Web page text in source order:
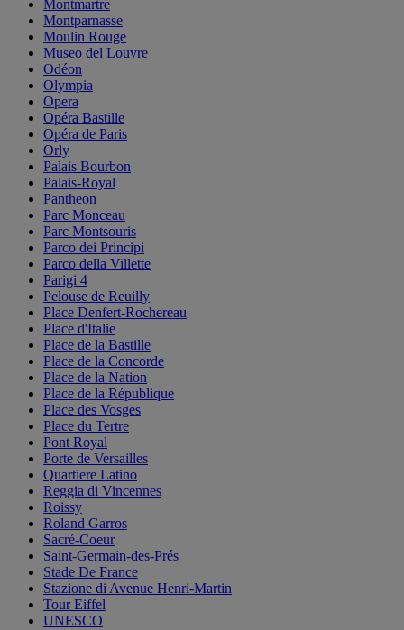
Montmartre
Montparnasse
Moulin Rouge
Museo del Louvre
Odéon
Olympia
Opera
Opéra Bastille
Opéra de Paris
Orly
Palais Bourbon
Palais-Royal
Pantheon
Parc Monceau
Parc Montsouris
Parco dei Principi
Parco della Villette
Parigi 4
Pelouse de Reuilly
Place Denfert-Rochereau
Place d'Italie
Place de la Bastille
Place de la Concorde
Place de la Nation
Place de la République
Place des Vosges
Place du Tertre
Pont Royal
Porte de Versailles
Quartiere Latino
Reggia di Vincennes
Roissy
Roland Garros
Sacré-Coeur
Saint-Germain-des-Prés
Stade De France
Stazione di Avenue Henri-Martin
Tour Eiffel
UNESCO